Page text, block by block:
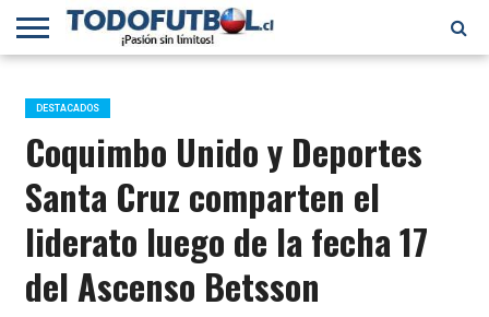
PRIMERA
B
SELECCIÓN
CHILENA
CHILENOS
EN EL
MUNDO
FÚTBOL
INTERNACIONAL
DESTACADOS
Coquimbo Unido y Deportes
Santa Cruz comparten el
liderato luego de la fecha 17
del Ascenso Betsson